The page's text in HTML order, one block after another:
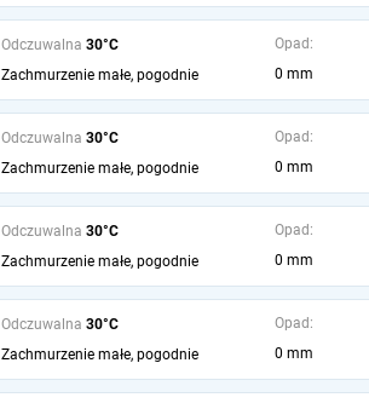
Odczuwalna 30°C
Zachmurzenie małe, pogodnie
Opad:
0 mm
Odczuwalna 30°C
Zachmurzenie małe, pogodnie
Opad:
0 mm
Odczuwalna 30°C
Zachmurzenie małe, pogodnie
Opad:
0 mm
Odczuwalna 30°C
Zachmurzenie małe, pogodnie
Opad:
0 mm